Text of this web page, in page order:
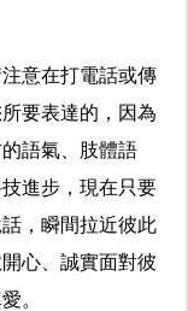
意在打電話或傳
要表達的，因為
語氣、肢體語
進步，現在只要
，瞬間拉近彼此
心、誠實面對彼
。